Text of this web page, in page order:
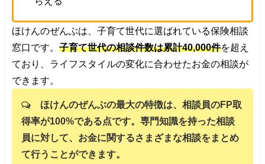
ほけんのぜんぶは、子育て世代に選ばれている保険相談
窓口です。 子育て世代の相談件数は累計40,000件を超え
ており、ライフスタイルの変化に合わせたお金の相談が
できます。
ほけんのぜんぶの最大の特徴は、相談員のFP取
得率が100%である点です。専門知識を持った相談
員に対して、お金に関するさまざまな相談をまとめ
て行うことができます。